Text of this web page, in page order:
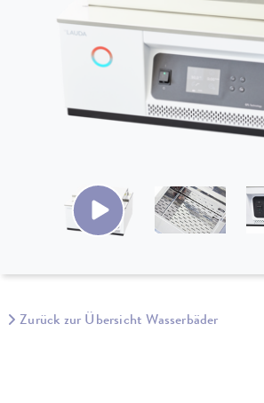
Zurück zur Übersicht Wasserbäder